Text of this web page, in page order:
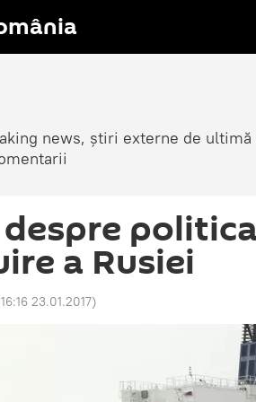
news, știri externe de ultimă
a Rusiei
16:16 23.01.2017)